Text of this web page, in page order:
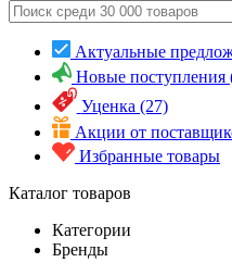
Актуальные
Новые поступления
Уценка (27)
Акции от
Избранные товары
Каталог товаров
Категории
Бренды